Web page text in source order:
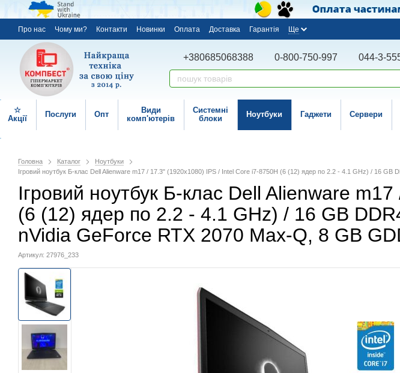
Про нас Чому ми? Контакти Новинки Оплата Доставка Гарантія Ще
+380685068388 0-800-750-997 044-3-
☆
Акції
Послуги Опт
Види
комп'ютерів
Системні
блоки
Ноутбуки Гаджети Сервери
Головна Каталог
Ноутбуки
Ігровий ноутбук Б-клас Dell Alienware m17 / 17.3" (1920x1080) IPS / Intel Core i7-8750H (6 (12) ядер по 2.2 - 4.1 GHz) / 16
Ігровий ноутбук Б-клас Dell Alienware
(6 (12) ядер по 2.2 - 4.1 GHz) / 16 GB
nVidia GeForce RTX 2070 Max-Q, 8 GB
Артикул: 27976_233